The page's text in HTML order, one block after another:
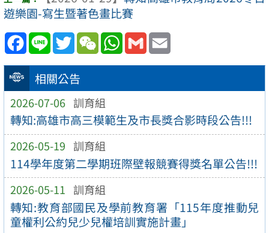
相關公告
2026-07-06 訓育組
轉知:高雄市高三模範生及市長獎合影時段公告!!!
2026-05-19 訓育組
114學年度第二學期班際壁報競賽得獎名單公告!!!
2026-05-11 訓育組
轉知:教育部國民及學前教育署「115年度推動兒
童權利公約兒少兒權培訓實施計畫」
遊樂園-寫生暨著色畫比賽
Facebook
Line TwitterWeChatWhatsApp
Gmail